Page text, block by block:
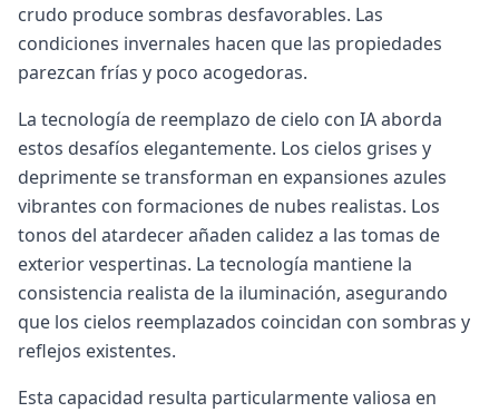
crudo produce sombras desfavorables. Las
condiciones invernales hacen que las propiedades
parezcan frías y poco acogedoras.
La tecnología de reemplazo de cielo con IA aborda
estos desafíos elegantemente. Los cielos grises y
deprimente se transforman en expansiones azules
vibrantes con formaciones de nubes realistas. Los
tonos del atardecer añaden calidez a las tomas de
exterior vespertinas. La tecnología mantiene la
consistencia realista de la iluminación, asegurando
que los cielos reemplazados coincidan con sombras y
reflejos existentes.
Esta capacidad resulta particularmente valiosa en